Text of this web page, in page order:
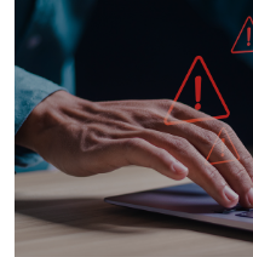
NTTドコモビジネス
オンラインショップ
モバイル・ICTサービスをオンライン
相談・申し込みができるバーチャル
法人向けモバイルトップ
はじめての方へ
サービス・商品を探す
新規会員登録/ログインはこち
100回線以上のお問い合わせ・